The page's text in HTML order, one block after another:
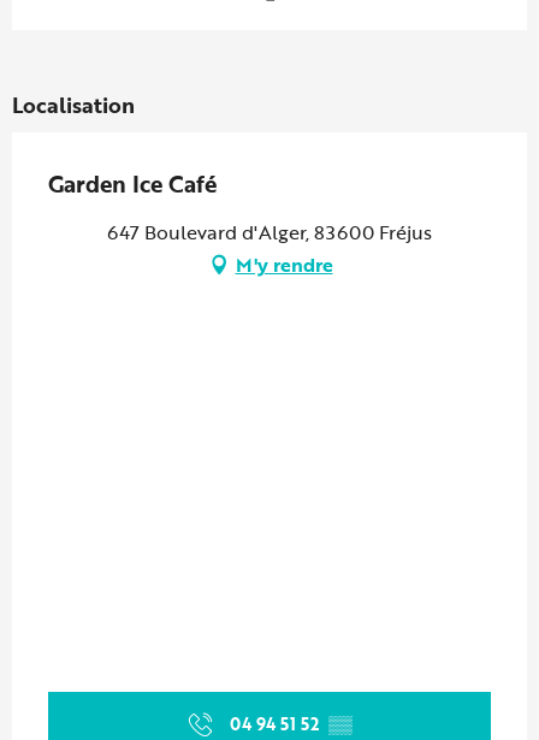
Localisation
Garden Ice Café
647 Boulevard d'Alger, 83600 Fréjus
M'y rendre
04 94 51 52 ▒▒